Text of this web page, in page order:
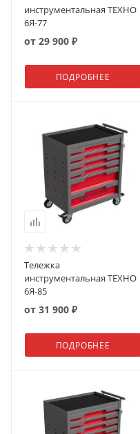
инструментальная ТЕХНО
6Я-77
от 29 900 ₽
ПОДРОБНЕЕ
Тележка
инструментальная ТЕХНО
6Я-85
от 31 900 ₽
ПОДРОБНЕЕ